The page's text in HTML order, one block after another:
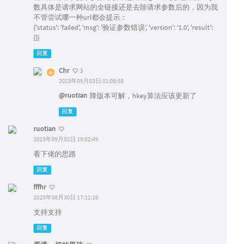
数具体是请求网站的全链接还是去除请求参数后的，因为我
不管尝试哪一种url都会提示：
{'status': 'failed', 'msg': '验证参数错误', 'version': '1.0', 'result':
{}}
回复
Chr 3
2023年09月03日 01:06:58
@ruotian 降版本可解，hkey算法应该更新了
回复
ruotian
2023年09月02日 19:02:49
看下佬的思路
回复
fffhr
2023年08月30日 17:12:16
支持支持
回复